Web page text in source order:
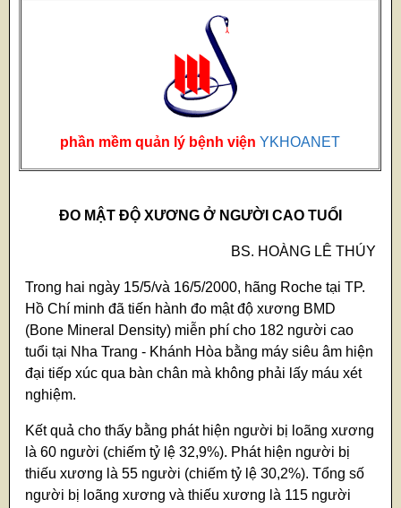
phần mềm quản lý bệnh việnYKHOANET
ĐO MẬT ĐỘ XƯƠNG Ở NGƯỜI CAO TUỔI
BS. HOÀNG LÊ THÚY
Trong hai ngày 15/5/và 16/5/2000, hãng Roche tại TP.
Hồ Chí minh đã tiến hành đo mật độ xương BMD
(Bone Mineral Density) miễn phí cho 182 người cao
tuổi tại Nha Trang - Khánh Hòa bằng máy siêu âm hiện
đại tiếp xúc qua bàn chân mà không phải lấy máu xét
nghiệm.
Kết quả cho thấy bằng phát hiện người bị loãng xương
là 60 người (chiếm tỷ lệ 32,9%). Phát hiện người bị
thiếu xương là 55 người (chiếm tỷ lệ 30,2%). Tổng số
người bị loãng xương và thiếu xương là 115 người